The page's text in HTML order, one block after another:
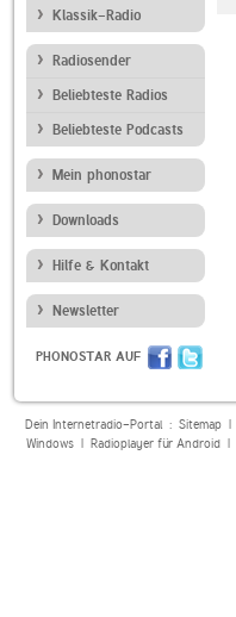
Klassik-Radio
Radiosender
Beliebteste Radios
Beliebteste Podcasts
Mein phonostar
Downloads
Hilfe & Kontakt
Newsletter
PHONOSTAR AUF
Dein Internetradio-Portal : Sitemap|
Windows| Radioplayer für Android|